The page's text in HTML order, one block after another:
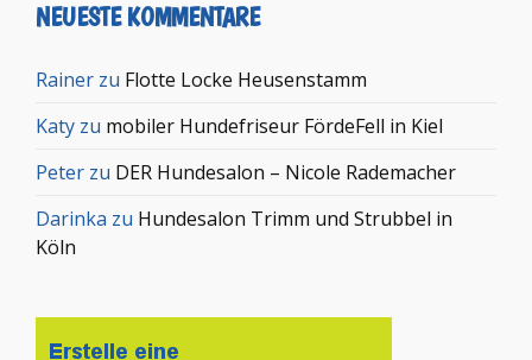
NEUESTE KOMMENTARE
Rainer zu Flotte Locke Heusenstamm
Katy zu mobiler Hundefriseur FördeFell in Kiel
Peter zu DER Hundesalon – Nicole Rademacher
Darinka zu Hundesalon Trimm und Strubbel in
Köln